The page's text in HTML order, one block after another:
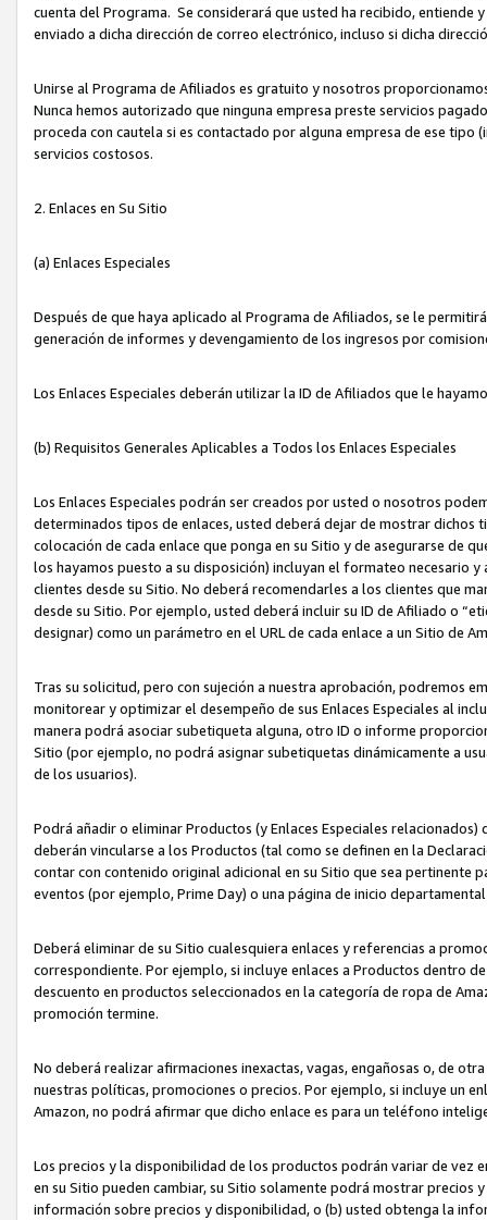
cuenta del Programa. Se considerará que usted ha recibido, entiende
enviado a dicha dirección de correo electrónico, incluso si dicha
Unirse al Programa de Afiliados es gratuito y nosotros
Nunca hemos autorizado que ninguna empresa preste servicios
proceda con cautela si es contactado por alguna empresa de ese
servicios costosos.
2. Enlaces en Su Sitio
(a) Enlaces Especiales
Después de que haya aplicado al Programa de Afiliados, se le
generación de informes y devengamiento de los ingresos por
Los Enlaces Especiales deberán utilizar la ID de Afiliados que le
(b) Requisitos Generales Aplicables a Todos los Enlaces Especiales
Los Enlaces Especiales podrán ser creados por usted o nosotros
determinados tipos de enlaces, usted deberá dejar de mostrar dichos
colocación de cada enlace que ponga en su Sitio y de asegurarse de
los hayamos puesto a su disposición) incluyan el formateo necesario
clientes desde su Sitio. No deberá recomendarles a los clientes que
desde su Sitio. Por ejemplo, usted deberá incluir su ID de Afiliado o
designar) como un parámetro en el URL de cada enlace a un Sitio de
Tras su solicitud, pero con sujeción a nuestra aprobación, podremos
monitorear y optimizar el desempeño de sus Enlaces Especiales al
manera podrá asociar subetiqueta alguna, otro ID o informe
Sitio (por ejemplo, no podrá asignar subetiquetas dinámicamente a
de los usuarios).
Podrá añadir o eliminar Productos (y Enlaces Especiales
deberán vincularse a los Productos (tal como se definen en la
contar con contenido original adicional en su Sitio que sea pertinente
eventos (por ejemplo, Prime Day) o una página de inicio
Deberá eliminar de su Sitio cualesquiera enlaces y referencias a
correspondiente. Por ejemplo, si incluye enlaces a Productos dentro
descuento en productos seleccionados en la categoría de ropa de
promoción termine.
No deberá realizar afirmaciones inexactas, vagas, engañosas o, de
nuestras políticas, promociones o precios. Por ejemplo, si incluye un
Amazon, no podrá afirmar que dicho enlace es para un teléfono
Los precios y la disponibilidad de los productos podrán variar de vez
en su Sitio pueden cambiar, su Sitio solamente podrá mostrar
información sobre precios y disponibilidad, o (b) usted obtenga la